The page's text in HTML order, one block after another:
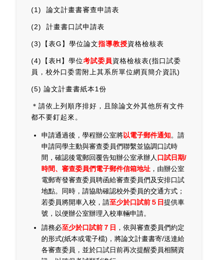
(1) 論文計畫書審查申請表
(2) 計畫書口試申請表
(3)【表G】學位論文指導教授資格檢核表
(4)【表H】學位考試委員資格檢核表(指口試委
員，校外口委需附上其系所單位網頁簡介資訊)
(5) 論文計畫書紙本1份
＊請依上列順序排好，且除論文外其他所有文件
都不要釘起來。
申請通過後，學程辦公室將以電子郵件通知。請
申請同學主動與審查委員們聯繫並協調口試時
間，確認後電郵回覆告知辦公室承辦人口試日期/
時間、審查委員們電子郵件信箱地址，由辦公室
電郵寄發審查委員聘函給審查委員們及安排口試
地點。同時，請協助確認校外委員的交通方式；
若委員將開車入校，請至少於口試前５日提供車
號，以便辦公室辦理入校車輛申請。
請務必至少於口試前７日 ，依與審查委員們約定
的形式(紙本或電子檔)，將論文計畫書寄/送達給
各審查委員，並於口試日前再次提醒委員相關資